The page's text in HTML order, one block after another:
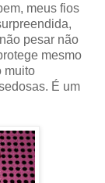
meus fios
pesar não
mesmo
muito
É um